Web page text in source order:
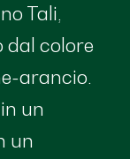
Tali,
dal colore
arancio.
un
un